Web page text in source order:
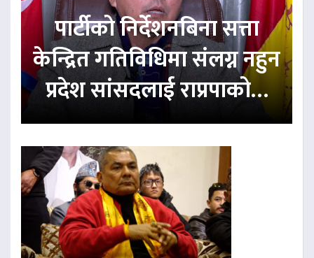
पार्टीको निर्देशनबिना सत्ता
केन्द्रित गतिविधिमा संलग्न नहुन
प्रदेश सांसदलाई राप्रपाको…